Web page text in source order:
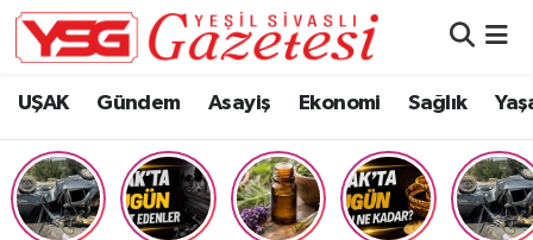
UŞAK Gündem Asayiş Ekonomi Sağlık
Hava Durumu
Namaz Vakitleri